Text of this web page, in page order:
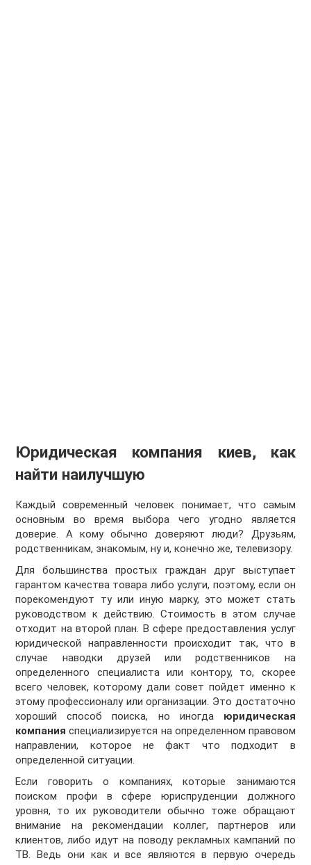
Юридическая компания киев, как
найти наилучшую
Каждый современный человек понимает, что самым
основным во время выбора чего угодно является
доверие. А кому обычно доверяют люди? Друзьям,
родственникам, знакомым, ну и, конечно же, телевизору.
Для большинства простых граждан друг выступает
гарантом качества товара либо услуги, поэтому, если он
порекомендуют ту или иную марку, это может стать
руководством к действию. Стоимость в этом случае
отходит на второй план. В сфере предоставления услуг
юридической направленности происходит так, что в
случае наводки друзей или родственников на
определенного специалиста или контору, то, скорее
всего человек, которому дали совет пойдет именно к
этому профессионалу или организации. Это достаточно
хороший способ поиска, но иногда юридическая
компанияспециализируется на определенном правовом
направлении, которое не факт что подходит в
определенной ситуации.
Если говорить о компаниях, которые занимаются
поиском профи в сфере юриспруденции должного
уровня, то их руководители обычно тоже обращают
внимание на рекомендации коллег, партнеров или
клиентов, либо идут на поводу рекламных кампаний по
ТВ. Ведь они как и все являются в первую очередь